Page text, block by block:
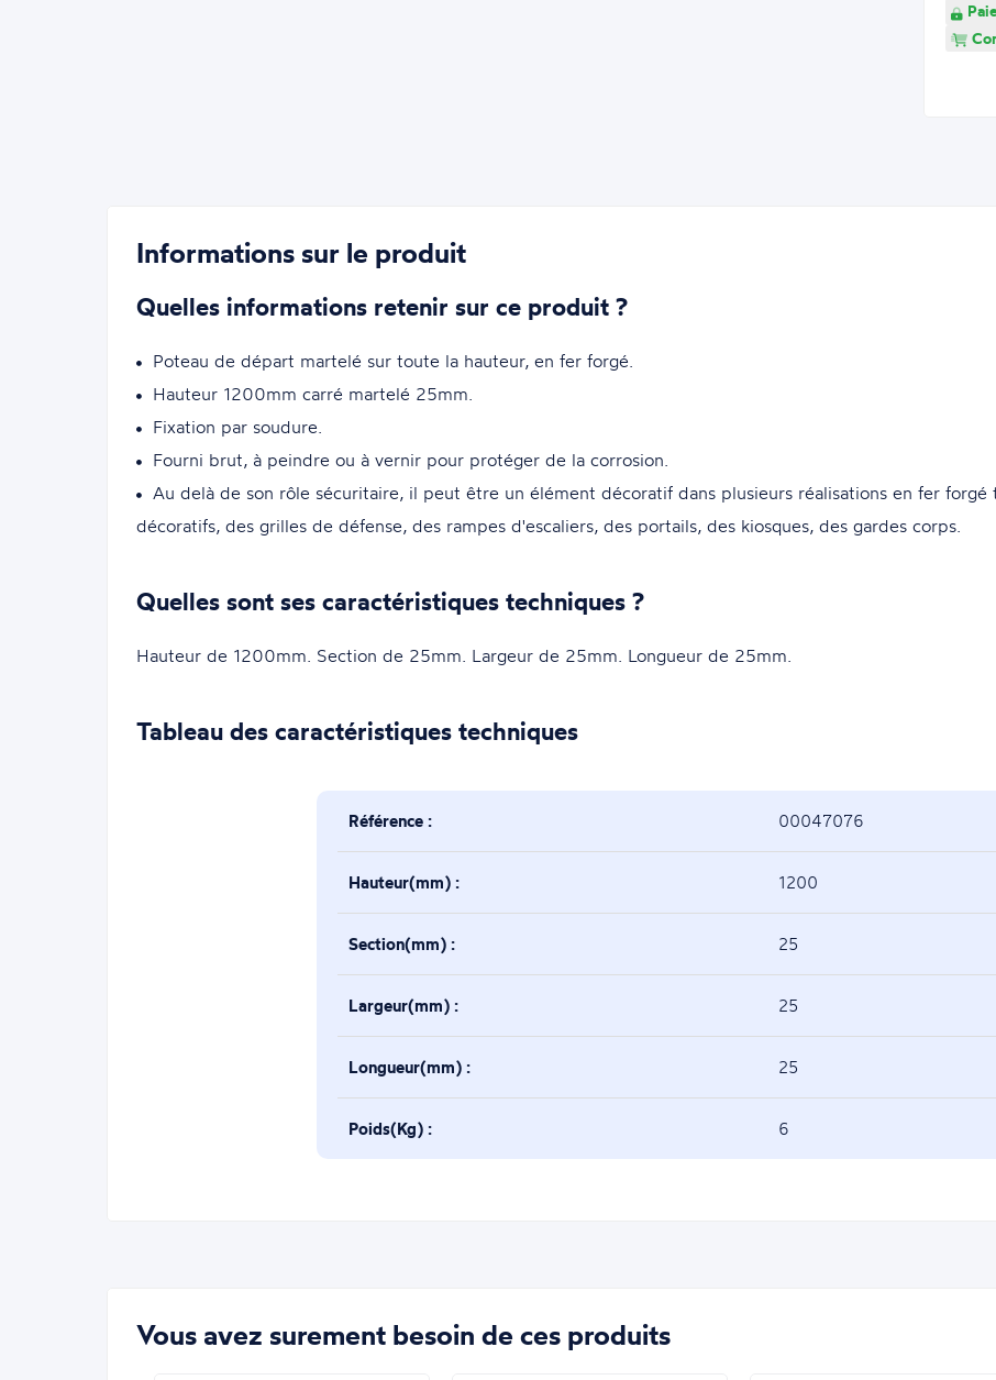
Informations sur le produit
Quelles informations retenir sur ce produit ?
Poteau de départ martelé sur toute la hauteur, en fer forgé.
Hauteur 1200mm carré martelé 25mm.
Fixation par soudure.
Fourni brut, à peindre ou à vernir pour protéger de la corrosion.
Au delà de son rôle sécuritaire, il peut être un élément décoratif dans plusieurs réalisations en fer
décoratifs, des grilles de défense, des rampes d'escaliers, des portails, des kiosques, des gardes corps.
Quelles sont ses caractéristiques techniques ?
Hauteur de 1200mm. Section de 25mm. Largeur de 25mm. Longueur de 25mm.
Tableau des caractéristiques techniques
Référence : 00047076
Hauteur(mm) : 1200
Section(mm) : 25
Largeur(mm) : 25
Longueur(mm) : 25
Poids(Kg) : 6
Vous avez surement besoin de ces produits